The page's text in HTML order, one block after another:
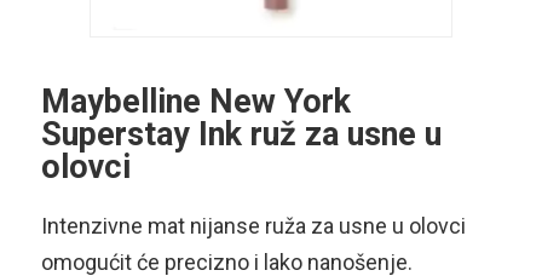
Maybelline New York
Superstay Ink ruž za usne u
olovci
Intenzivne mat nijanse ruža za usne u olovci
omogućit će precizno i lako nanošenje.